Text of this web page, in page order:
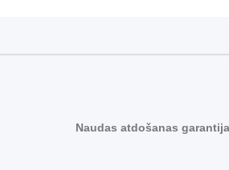
Naudas atdošanas garantija